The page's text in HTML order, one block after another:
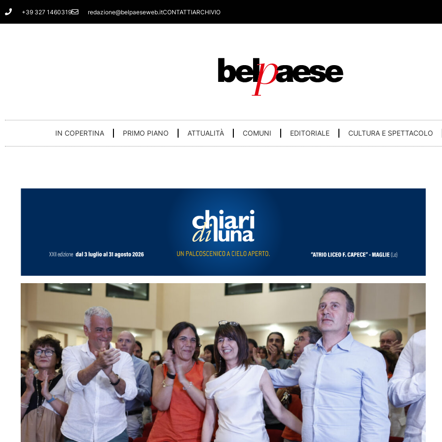
Vai
al
+39 327 1460319 redazione@belpaeseweb.itCONTATTIARCHIVIO
IN COPERTINA PRIMO PIANO ATTUALITÀ COMUNI EDITORIALE CULTURA E SPETTACOLO